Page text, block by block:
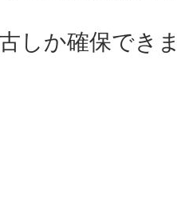
しか確保でき